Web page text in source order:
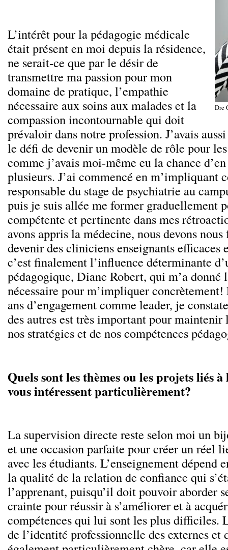
Dre
L’intérêt pour la pédagogie médicale
était présent en moi depuis la résidence,
ne serait-ce que par le désir de
transmettre ma passion pour mon
domaine de pratique, l’empathie
nécessaire aux soins aux malades et la
compassion incontournable qui doit
prévaloir dans notre profession. J’avais
le défi de devenir un modèle de rôle pour
comme j’avais moi-même eu la chance
plusieurs. J’ai commencé en m’impliquant
responsable du stage de psychiatrie au
puis je suis allée me former graduellement
compétente et pertinente dans mes
avons appris la médecine, nous devons
devenir des cliniciens enseignants efficaces
c’est finalement l’influence déterminante
pédagogique, Diane Robert, qui m’a donné
nécessaire pour m’impliquer concrètement!
ans d’engagement comme leader, je
des autres est très important pour maintenir
nos stratégies et de nos compétences
Quels sont les thèmes ou les projets liés
vous intéressent particulièrement?
La supervision directe reste selon moi un
et une occasion parfaite pour créer un réel
avec les étudiants. L’enseignement dépend
la qualité de la relation de confiance qui
l’apprenant, puisqu’il doit pouvoir aborder
crainte pour réussir à s’améliorer et à
compétences qui lui sont les plus difficiles.
de l’identité professionnelle des externes et